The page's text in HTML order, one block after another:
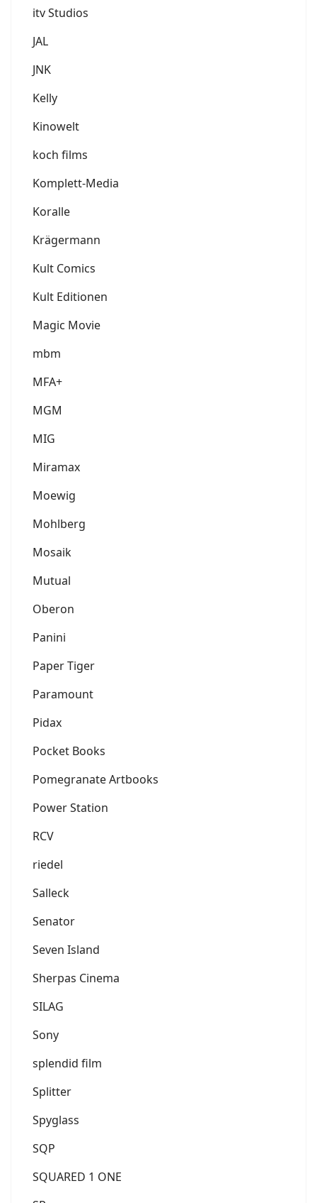
itv Studios
JAL
JNK
Kelly
Kinowelt
koch films
Komplett-Media
Koralle
Krägermann
Kult Comics
Kult Editionen
Magic Movie
mbm
MFA+
MGM
MIG
Miramax
Moewig
Mohlberg
Mosaik
Mutual
Oberon
Panini
Paper Tiger
Paramount
Pidax
Pocket Books
Pomegranate Artbooks
Power Station
RCV
riedel
Salleck
Senator
Seven Island
Sherpas Cinema
SILAG
Sony
splendid film
Splitter
Spyglass
SQP
SQUARED 1 ONE